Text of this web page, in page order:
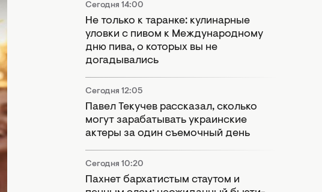
Сегодня 14:00
Не только к таранке: кулинарные
уловки с пивом к Международному
дню пива, о которых вы не
догадывались
Сегодня 12:05
Павел Текучев рассказал, сколько
могут зарабатывать украинские
актеры за один съемочный день
Сегодня 10:20
Пахнет бархатистым стаутом и